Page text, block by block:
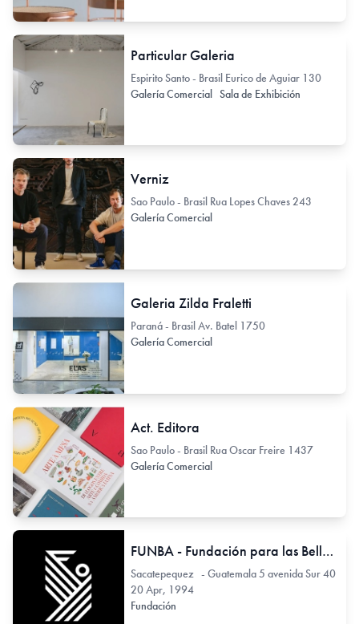
Particular Galeria
Espirito Santo - Brasil Eurico de Aguiar 130
Galería Comercial Sala de Exhibición
Verniz
Sao Paulo - Brasil Rua Lopes Chaves 243
Galería Comercial
Galeria Zilda Fraletti
Paraná - Brasil Av. Batel 1750
Galería Comercial
Act. Editora
Sao Paulo - Brasil Rua Oscar Freire 1437
Galería Comercial
FUNBA - Fundación para las Bellas Artes y la Cultura
Sacatepequez - Guatemala 5 avenida Sur 40
20 Apr, 1994
Fundación